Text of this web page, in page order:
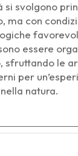
si svolgono
ma con
essere
sfruttando le
per
natura.